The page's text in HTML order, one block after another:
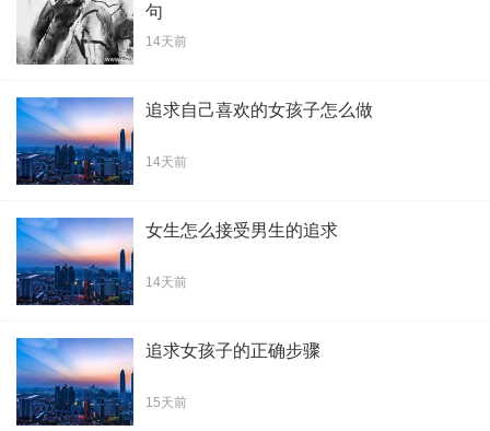
句
14天前
追求自己喜欢的女孩子怎么做
14天前
女生怎么接受男生的追求
14天前
追求女孩子的正确步骤
15天前